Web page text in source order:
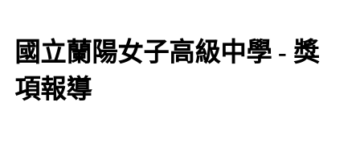
國立蘭陽女子高級中學 - 獎
項報導